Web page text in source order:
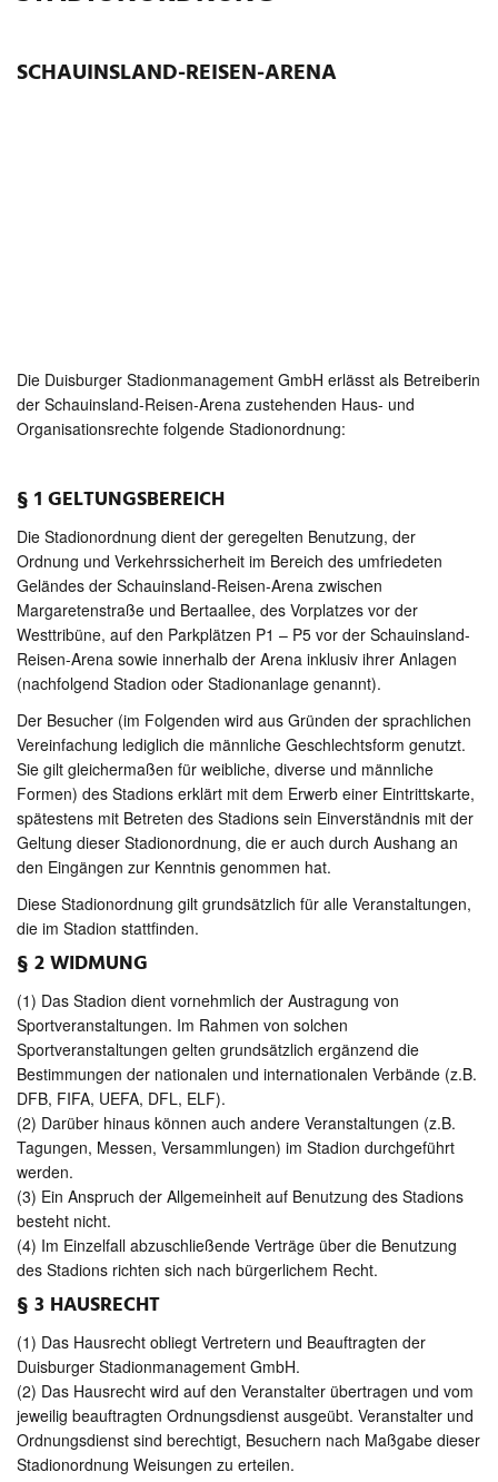
SCHAUINSLAND-REISEN-ARENA
Die Duisburger Stadionmanagement GmbH erlässt als Betreiberin
der Schauinsland-Reisen-Arena zustehenden Haus- und
Organisationsrechte folgende Stadionordnung:
§ 1 GELTUNGSBEREICH
Die Stadionordnung dient der geregelten Benutzung, der
Ordnung und Verkehrssicherheit im Bereich des umfriedeten
Geländes der Schauinsland-Reisen-Arena zwischen
Margaretenstraße und Bertaallee, des Vorplatzes vor der
Westtribüne, auf den Parkplätzen P1 – P5 vor der Schauinsland-
Reisen-Arena sowie innerhalb der Arena inklusiv ihrer Anlagen
(nachfolgend Stadion oder Stadionanlage genannt).
Der Besucher (im Folgenden wird aus Gründen der sprachlichen
Vereinfachung lediglich die männliche Geschlechtsform genutzt.
Sie gilt gleichermaßen für weibliche, diverse und männliche
Formen) des Stadions erklärt mit dem Erwerb einer Eintrittskarte,
spätestens mit Betreten des Stadions sein Einverständnis mit der
Geltung dieser Stadionordnung, die er auch durch Aushang an
den Eingängen zur Kenntnis genommen hat.
Diese Stadionordnung gilt grundsätzlich für alle Veranstaltungen,
die im Stadion stattfinden.
§ 2 WIDMUNG
(1) Das Stadion dient vornehmlich der Austragung von
Sportveranstaltungen. Im Rahmen von solchen
Sportveranstaltungen gelten grundsätzlich ergänzend die
Bestimmungen der nationalen und internationalen Verbände (z.B.
DFB, FIFA, UEFA, DFL, ELF).
(2) Darüber hinaus können auch andere Veranstaltungen (z.B.
Tagungen, Messen, Versammlungen) im Stadion durchgeführt
werden.
(3) Ein Anspruch der Allgemeinheit auf Benutzung des Stadions
besteht nicht.
(4) Im Einzelfall abzuschließende Verträge über die Benutzung
des Stadions richten sich nach bürgerlichem Recht.
§ 3 HAUSRECHT
(1) Das Hausrecht obliegt Vertretern und Beauftragten der
Duisburger Stadionmanagement GmbH.
(2) Das Hausrecht wird auf den Veranstalter übertragen und vom
jeweilig beauftragten Ordnungsdienst ausgeübt. Veranstalter und
Ordnungsdienst sind berechtigt, Besuchern nach Maßgabe dieser
Stadionordnung Weisungen zu erteilen.